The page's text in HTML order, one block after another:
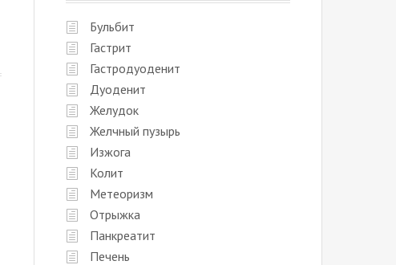
Бульбит
Гастрит
Гастродуоденит
Дуоденит
Желудок
Желчный пузырь
Изжога
Колит
Метеоризм
Отрыжка
Панкреатит
Печень